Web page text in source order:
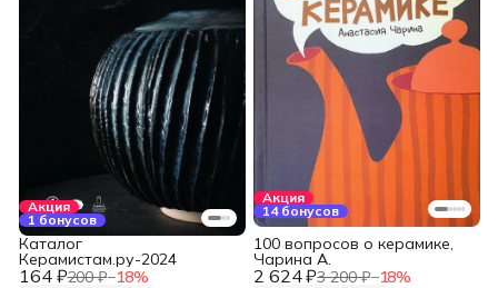
Акция
1 бонусов
164 ₽200 ₽−18%
Каталог
Керамистам.ру-2024
Акция
14 бонусов
2 624 ₽3 200 ₽−18%
100 вопросов о керамике,
Чарина А.